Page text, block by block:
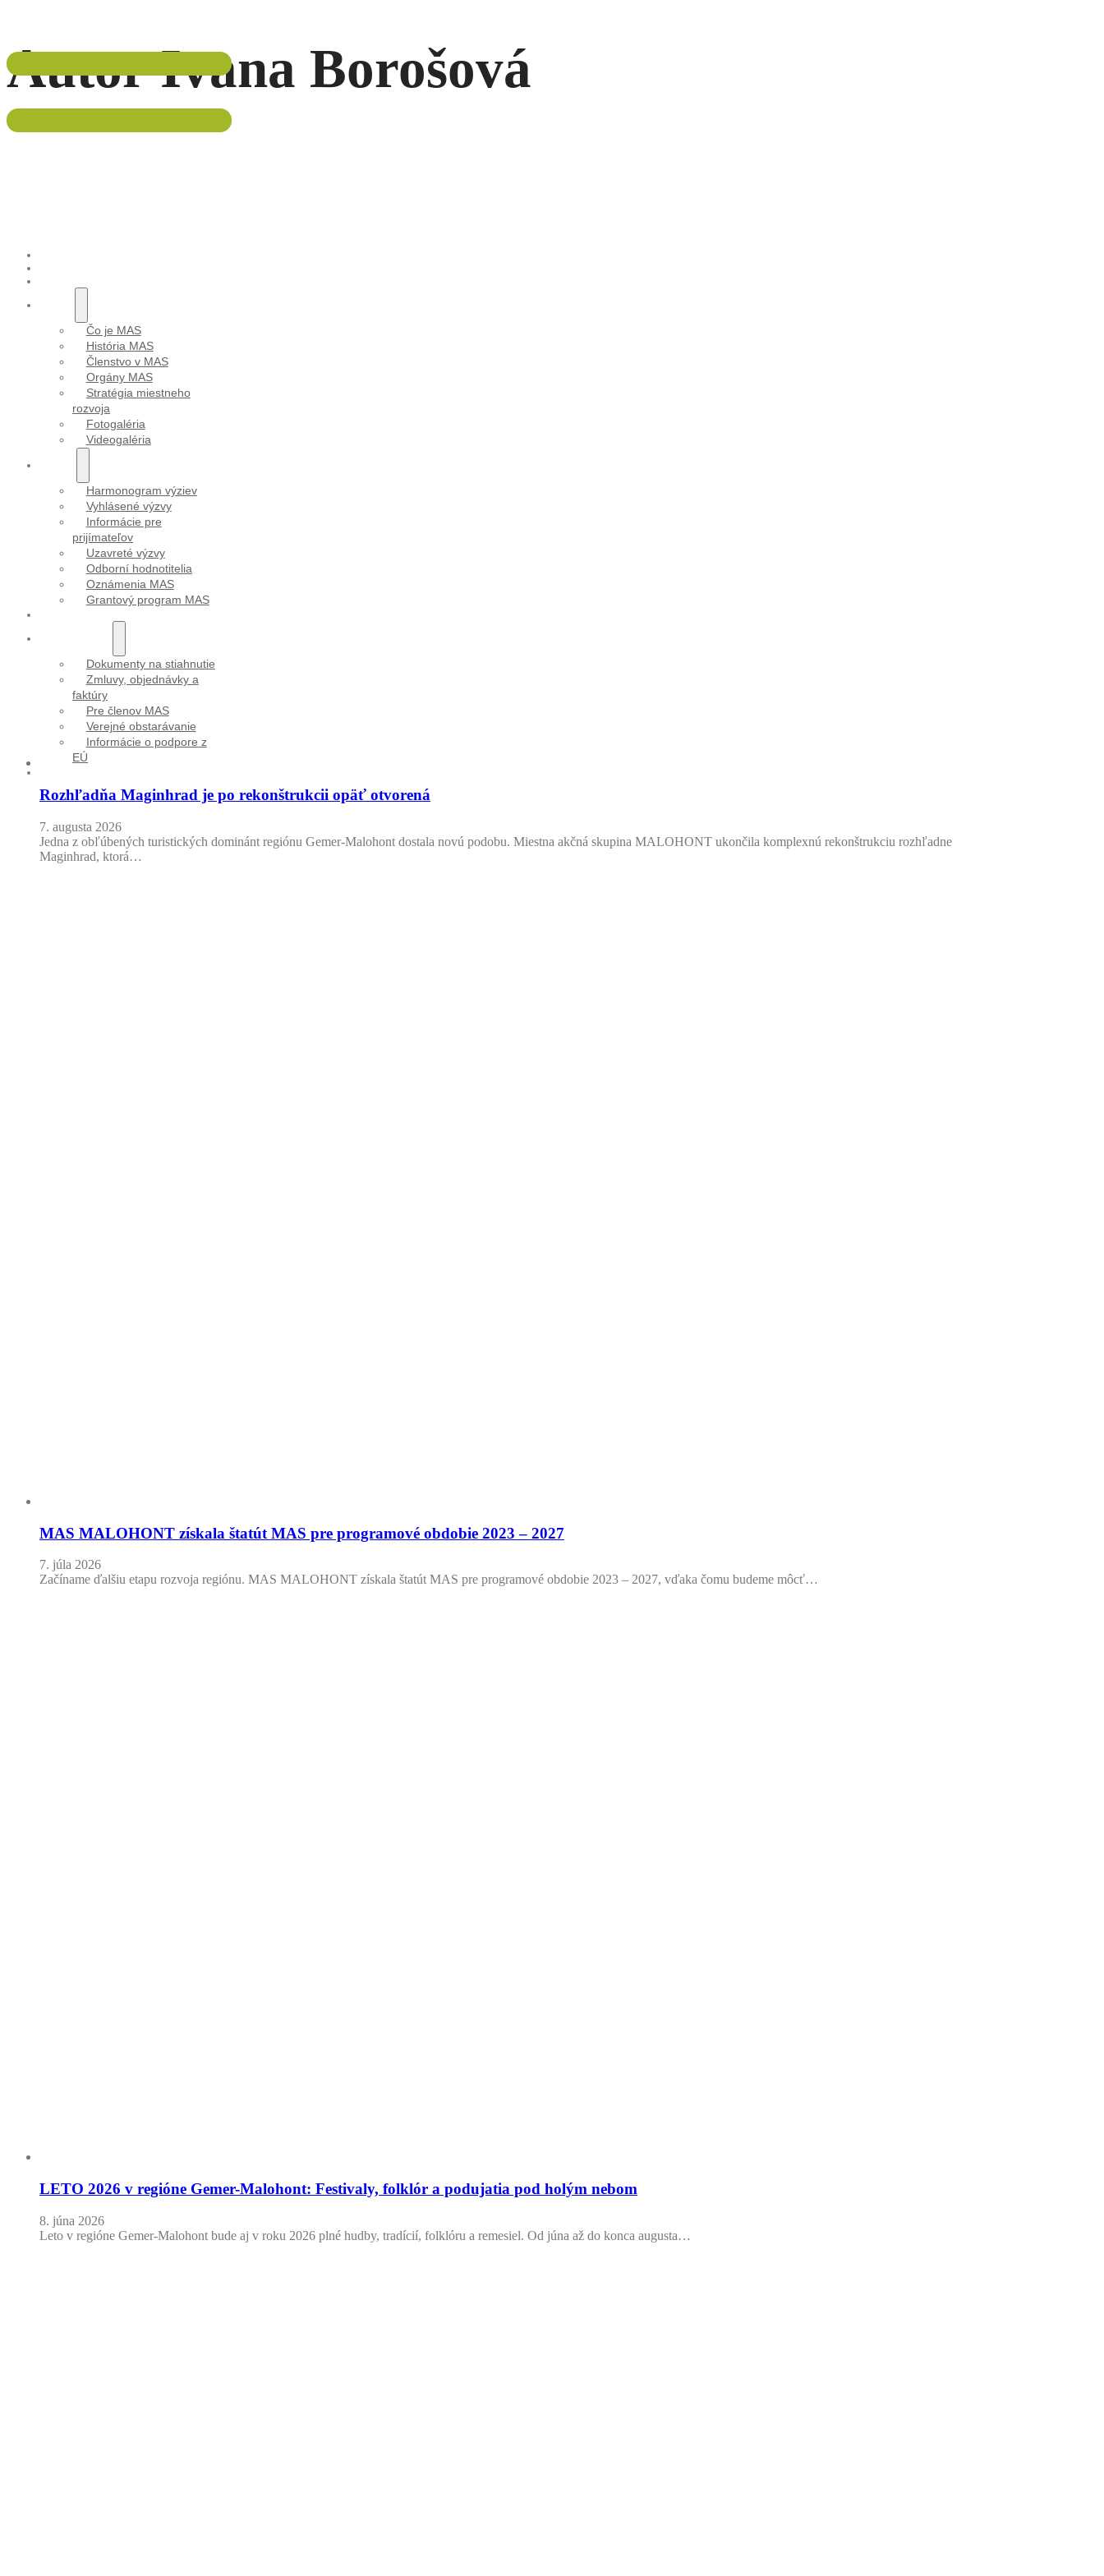
047/5695 533
Čo je MAS
História MAS
Členstvo v MAS
Orgány MAS
Stratégia miestneho
rozvoja
Fotogaléria
Videogaléria
Harmonogram výziev
Vyhlásené výzvy
Informácie pre
prijímateľov
Uzavreté výzvy
Odborní hodnotitelia
Oznámenia MAS
Grantový program MAS
Dokumenty na stiahnutie
Zmluvy, objednávky a
faktúry
Pre členov MAS
Verejné obstarávanie
Informácie o podpore z
EÚ
AutorIvana Borošová
Rozhľadňa Maginhrad je po rekonštrukcii opäť otvorená
7. augusta 2026
Jedna z obľúbených turistických dominánt regiónu Gemer-Malohont dostala novú podobu. Miestna akčná skupina MALOHONT ukončila komplexnú rekonštrukciu rozhľadne
Maginhrad, ktorá…
MAS MALOHONT získala štatút MAS pre programové obdobie 2023 – 2027
7. júla 2026
Začíname ďalšiu etapu rozvoja regiónu. MAS MALOHONT získala štatút MAS pre programové obdobie 2023 – 2027, vďaka čomu budeme môcť…
LETO 2026 v regióne Gemer-Malohont: Festivaly, folklór a podujatia pod holým nebom
8. júna 2026
Leto v regióne Gemer-Malohont bude aj v roku 2026 plné hudby, tradícií, folklóru a remesiel. Od júna až do konca augusta…